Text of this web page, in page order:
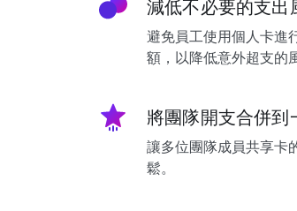
減低不必要的支出
避免員工使用個人卡進
額，以降低意外超支的
將團隊開支合併到
讓多位團隊成員共享卡
鬆。